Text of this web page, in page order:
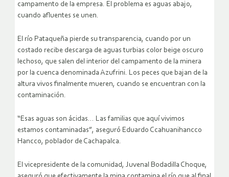
campamento de la empresa. El problema es aguas abajo,
cuando afluentes se unen.
El río Pataqueña pierde su transparencia, cuando por un
costado recibe descarga de aguas turbias color beige oscuro
lechoso, que salen del interior del campamento de la minera
por la cuenca denominada Azufrini. Los peces que bajan de la
altura vivos finalmente mueren, cuando se encuentran con la
contaminación.
“Esas aguas son ácidas… Las familias que aquí vivimos
estamos contaminadas”, aseguró Eduardo Ccahuanihancco
Hancco, poblador de Cachapalca.
El vicepresidente de la comunidad, Juvenal Bodadilla Choque,